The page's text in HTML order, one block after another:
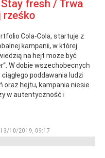
Stay fresh / Trwa
rześko
Cola-Cola, startuje z
kampanii, w której
na hejt może być
W dobie wszechobecnych
poddawania ludzi
oraz hejtu, kampania niesie
w autentyczność i
13/10/2019, 09:17